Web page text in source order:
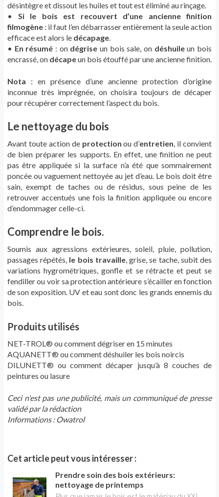
désintègre et dissout les huiles et tout est éliminé au rinçage.
• Si le bois est recouvert d’une ancienne finition
filmogène : il faut l’en débarrasser entièrement la seule action
efficace est alors le décapage.
• En résumé : on dégrise un bois sale, on déshuileun bois
encrassé, on décapeun bois étouffé par une ancienne finition.
Nota : en présence d’une ancienne protection d’origine
inconnue très imprégnée, on choisira toujours de décaper
pour récupérer correctement l’aspect du bois.
Le nettoyage du bois
Avant toute action de protection ou d’entretien, il convient
de bien préparer les supports. En effet, une finition ne peut
pas être appliquée si la surface n’a été que sommairement
poncée ou vaguement nettoyée au jet d’eau. Le bois doit être
sain, exempt de taches ou de résidus, sous peine de les
retrouver accentués une fois la finition appliquée ou encore
d’endommager celle-ci.
Comprendre le bois.
Soumis aux agressions extérieures, soleil, pluie, pollution,
passages répétés, le bois travaille, grise, se tache, subit des
variations hygrométriques, gonfle et se rétracte et peut se
fendiller ou voir sa protection antérieure s’écailler en fonction
de son exposition. UV et eau sont donc les grands ennemis du
bois.
Produits utilisés
NET-TROL® ou comment dégriser en 15 minutes
AQUANETT® ou comment déshuiler les bois noircis
DILUNETT®ou comment décaper jusqu’à 8 couches de
peintures ou lasure
Ceci n'est pas une publicité, mais un communiqué de presse
validé par la rédaction
Informations : Owatrol
Cet article peut vous intéresser :
Prendre soin des bois extérieurs:
nettoyage de printemps